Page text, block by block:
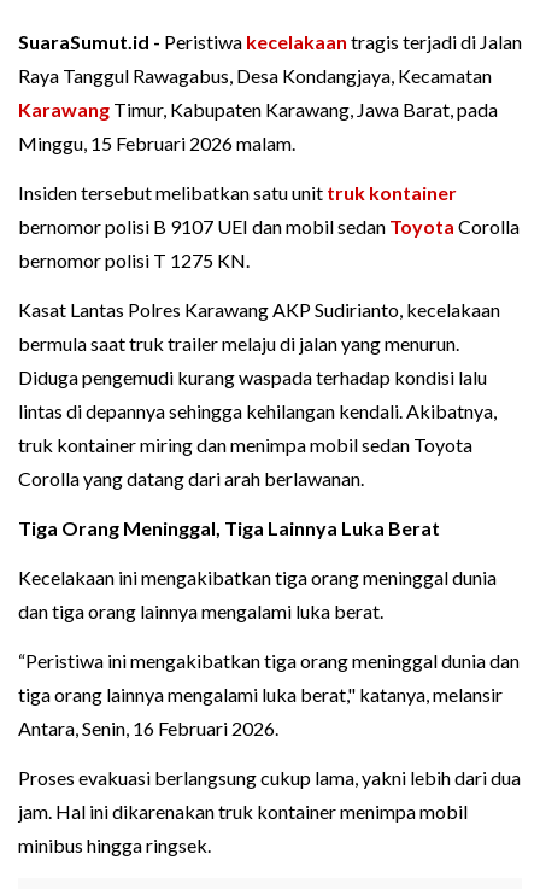
SuaraSumut.id - Peristiwa kecelakaan tragis terjadi di Jalan
Raya Tanggul Rawagabus, Desa Kondangjaya, Kecamatan
Karawang Timur, Kabupaten Karawang, Jawa Barat, pada
Minggu, 15 Februari 2026 malam.
Insiden tersebut melibatkan satu unit truk kontainer
bernomor polisi B 9107 UEI dan mobil sedan Toyota Corolla
bernomor polisi T 1275 KN.
Kasat Lantas Polres Karawang AKP Sudirianto, kecelakaan
bermula saat truk trailer melaju di jalan yang menurun.
Diduga pengemudi kurang waspada terhadap kondisi lalu
lintas di depannya sehingga kehilangan kendali. Akibatnya,
truk kontainer miring dan menimpa mobil sedan Toyota
Corolla yang datang dari arah berlawanan.
Tiga Orang Meninggal, Tiga Lainnya Luka Berat
Kecelakaan ini mengakibatkan tiga orang meninggal dunia
dan tiga orang lainnya mengalami luka berat.
“Peristiwa ini mengakibatkan tiga orang meninggal dunia dan
tiga orang lainnya mengalami luka berat," katanya, melansir
Antara, Senin, 16 Februari 2026.
Proses evakuasi berlangsung cukup lama, yakni lebih dari dua
jam. Hal ini dikarenakan truk kontainer menimpa mobil
minibus hingga ringsek.